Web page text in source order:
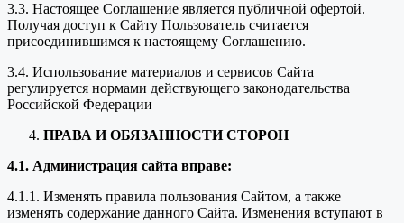
3.3. Настоящее Соглашение является публичной офертой.
Получая доступ к Сайту Пользователь считается
присоединившимся к настоящему Соглашению.
3.4. Использование материалов и сервисов Сайта
регулируется нормами действующего законодательства
Российской Федерации
ПРАВА И ОБЯЗАННОСТИ СТОРОН
4.1. Администрация сайта вправе:
4.1.1. Изменять правила пользования Сайтом, а также
изменять содержание данного Сайта. Изменения вступают в